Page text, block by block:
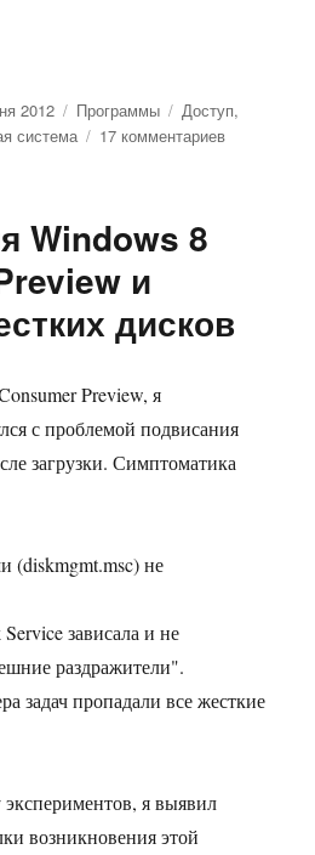
1.2 — полный доступ к
2012 Рубрики
Программы Метки
Доступ,
система 17 комментариевк
файлам
Windows
Vista,
Windows 8
и
дисков
Preview, я
с проблемой подвисания
загрузки. Симптоматика
(diskmgmt.msc) не
зависала и не
раздражители".
задач пропадали все жесткие
я выявил
возникновения этой